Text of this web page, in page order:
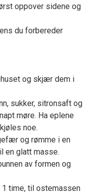
oppover sidene og
du forbereder
og skjær dem i
sukker, sitronsaft og
møre. Ha eplene
noe.
og rømme i en
en glatt masse.
av formen og
1 time, til ostemassen